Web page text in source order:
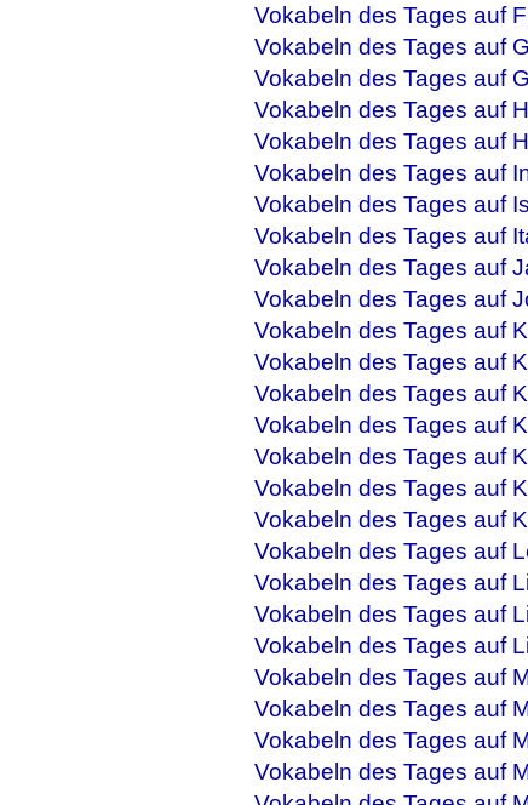
Vokabeln des Tages auf
Vokabeln des Tages auf
Vokabeln des Tages auf
Vokabeln des Tages auf
Vokabeln des Tages auf
Vokabeln des Tages auf
Vokabeln des Tages auf
Vokabeln des Tages auf
Vokabeln des Tages auf
Vokabeln des Tages auf
Vokabeln des Tages auf
Vokabeln des Tages auf
Vokabeln des Tages auf
Vokabeln des Tages auf
Vokabeln des Tages auf
Vokabeln des Tages auf
Vokabeln des Tages auf
Vokabeln des Tages auf
Vokabeln des Tages auf
Vokabeln des Tages auf
Vokabeln des Tages auf
Vokabeln des Tages auf
Vokabeln des Tages auf
Vokabeln des Tages auf
Vokabeln des Tages auf